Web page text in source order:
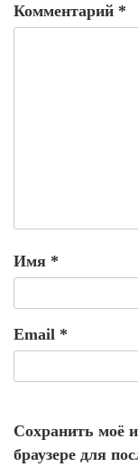
Комментарий *
Имя *
Email *
Сохранить моё
браузере для